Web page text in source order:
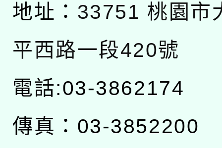
地址： 33751 桃園市
平西路一段420號
電話:03-3862174
傳真：03-3852200